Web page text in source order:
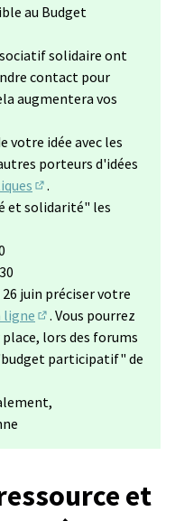
au Budget
solidaire ont
contact pour
augmentera vos
votre idée avec les
porteurs d'idées
(S'ouvre dans un
.
et solidarité" les
26 juin préciser votre
ligne
(Lien externe)
. Vous pourrez
lors des forums
participatif" de
et